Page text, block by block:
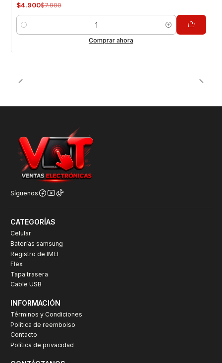
$4.900$7.900
Cantidad
Comprar ahora
Síguenos
CATEGORÍAS
Celular
Baterías samsung
Registro de IMEI
Flex
Tapa trasera
Cable USB
INFORMACIÓN
Términos y Condiciones
Política de reembolso
Contacto
Política de privacidad